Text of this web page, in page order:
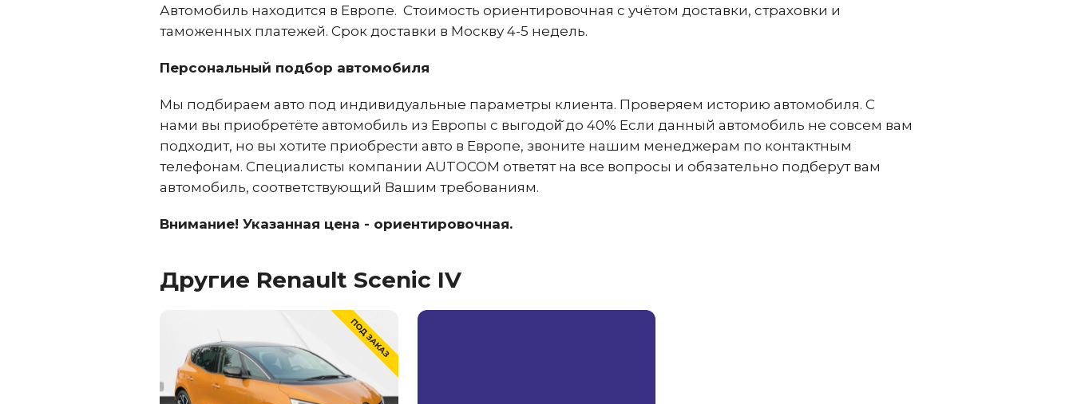
Автомобиль находится в Европе. Стоимость ориентировочная с учётом доставки, страховки и
таможенных платежей. Срок доставки в Москву 4-5 недель.
Персональный подбор автомобиля
Мы подбираем авто под индивидуальные параметры клиента. Проверяем историю автомобиля. С
нами вы приобретёте автомобиль из Европы с выгодой̆ до 40% Если данный автомобиль не совсем вам
подходит, но вы хотите приобрести авто в Европе, звоните нашим менеджерам по контактным
телефонам. Специалисты компании AUTOCOM ответят на все вопросы и обязательно подберут вам
автомобиль, соответствующий Вашим требованиям.
Внимание! Указанная цена - ориентировочная.
Другие Renault Scenic IV